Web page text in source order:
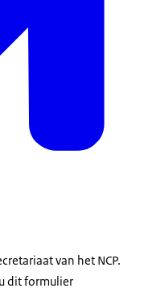
van het NCP.
dit formulier